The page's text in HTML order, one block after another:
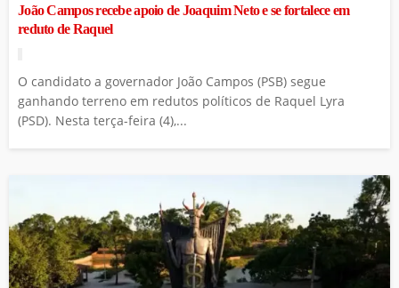
João Campos recebe apoio de Joaquim Neto e se fortalece em
reduto de Raquel
O candidato a governador João Campos (PSB) segue
ganhando terreno em redutos políticos de Raquel Lyra
(PSD). Nesta terça-feira (4),...